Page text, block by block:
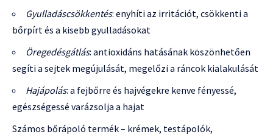
Gyulladáscsökkentés: enyhíti az irritációt, csökkenti a
bőrpírt és a kisebb gyulladásokat
Öregedésgátlás: antioxidáns hatásának köszönhetően
segíti a sejtek megújulását, megelőzi a ráncok kialakulását
Hajápolás: a fejbőrre és hajvégekre kenve fényessé,
egészségessé varázsolja a hajat
Számos bőrápoló termék – krémek, testápolók,